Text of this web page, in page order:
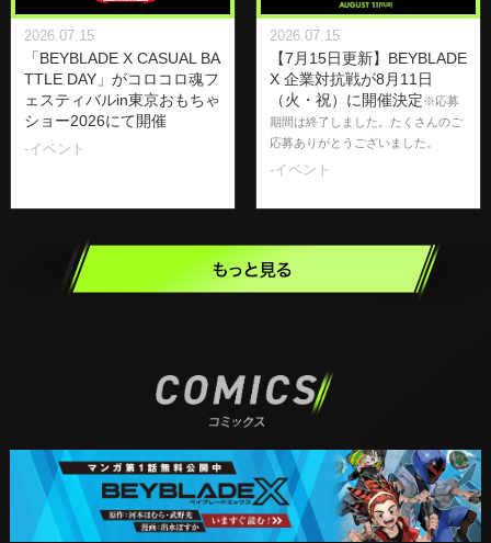
2026.07.15
「BEYBLADE X CASUAL BA
TTLE DAY」がコロコロ魂フ
ェスティバルin東京おもちゃ
ショー2026にて開催
-イベント
2026.07.15
【7月15日更新】BEYBLADE
X 企業対抗戦が8月11日
（火・祝）に開催決定※応募
期間は終了しました。たくさんのご
応募ありがとうございました。
-イベント